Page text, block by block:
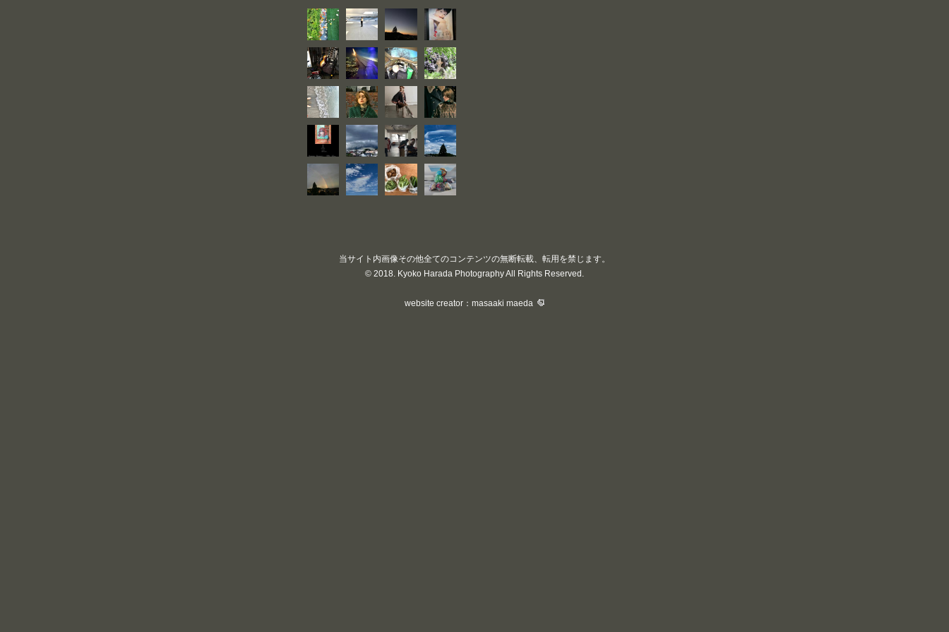
当サイト内画像その他全てのコンテンツの無断転載、転用を禁じます。
© 2018. Kyoko Harada Photography All Rights Reserved.
website creator：masaaki maeda